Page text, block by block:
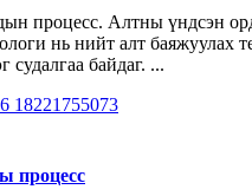
процесс. Алтны үндсэн
нь нийт алт баяжуулах
судалгаа байдаг. ...
18221755073
процесс